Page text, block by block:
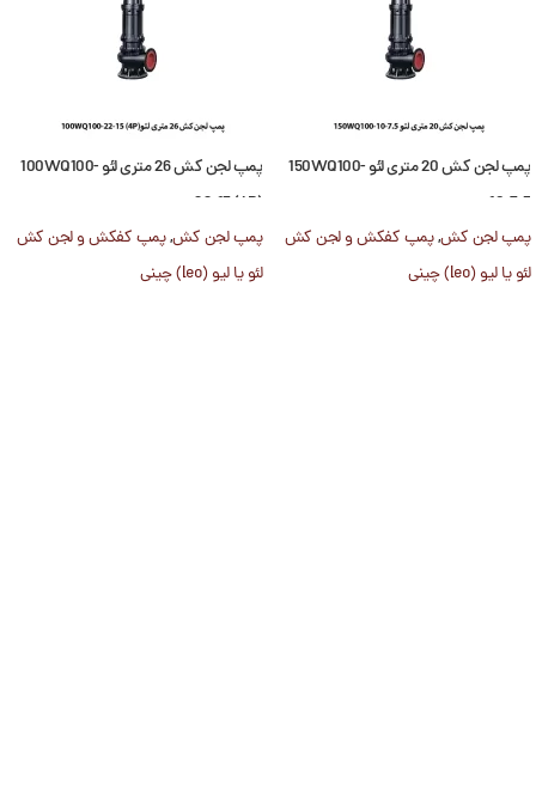
پمپ لجن کش 20 متری لئو 150WQ100-
10-7.5
پمپ لجن کش,پمپ کفکش و لجن کش
لئو یا لیو (leo) چینی
پمپ لجن کش 26 متری لئو 100WQ100-
22-15 (4P)
پمپ لجن کش,پمپ کفکش و لجن کش
لئو یا لیو (leo) چینی